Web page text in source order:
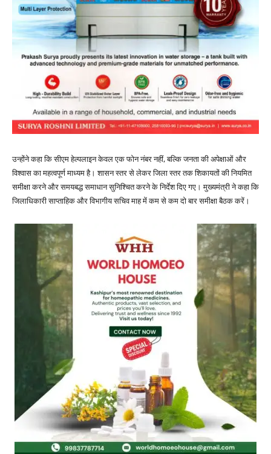
उन्होंने कहा कि सीएम हेल्पलाइन केवल एक फोन नंबर नहीं, बल्कि जनता की अपेक्षाओं और
विश्वास का महत्वपूर्ण माध्यम है। शासन स्तर से लेकर जिला स्तर तक शिकायतों की नियमित
समीक्षा करने और समयबद्ध समाधान सुनिश्चित करने के निर्देश दिए गए। मुख्यमंत्री ने कहा कि
जिलाधिकारी साप्ताहिक और विभागीय सचिव माह में कम से कम दो बार समीक्षा बैठक करें।